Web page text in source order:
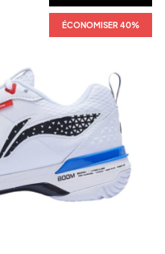
ÉCONOMISER 40%
ÉCONOMISER 40%
ÉCONOMISER 40%